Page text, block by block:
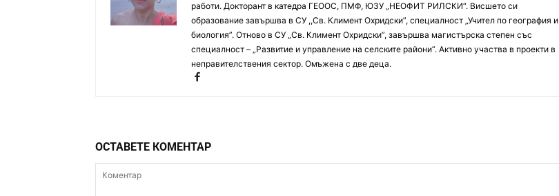
работи. Докторант в катедра ГЕООС, ПМФ, ЮЗУ „НЕОФИТ РИЛСКИ“. Висшето си
образование завършва в СУ ,,Св. Климент Охридски”, специалност „Учител по география и
биология”. Отново в СУ „Св. Климент Охридски”, завършва магистърска степен със
специалност – „Развитие и управление на селските райони”. Активно участва в проекти в
неправителствения сектор. Омъжена с две деца.
ОСТАВЕТЕ КОМЕНТАР